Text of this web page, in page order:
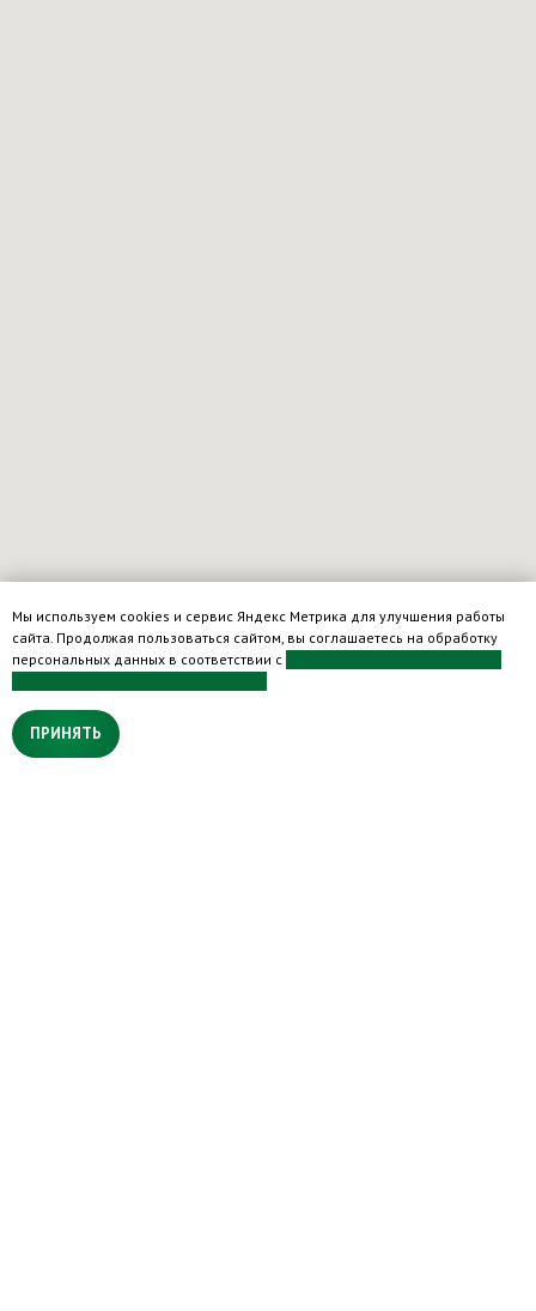
Мы используем cookies и сервис Яндекс Метрика для улучшения работы
сайта. Продолжая пользоваться сайтом, вы соглашаетесь на обработку
персональных данных в соответствии с
ПРИНЯТЬ